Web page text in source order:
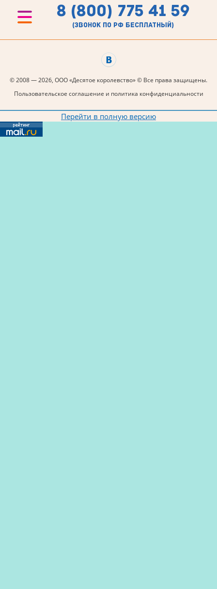
8 (800) 775 41 59
(звонок по рф бесплатный)
© 2008 — 2026, ООО «Десятое королевство» © Все права защищены.
Пользовательское соглашение и политика конфиденциальности
Перейти в полную версию